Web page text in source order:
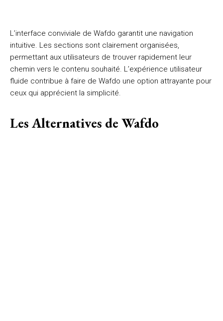
L’interface conviviale de Wafdo garantit une navigation
intuitive. Les sections sont clairement organisées,
permettant aux utilisateurs de trouver rapidement leur
chemin vers le contenu souhaité. L’expérience utilisateur
fluide contribue à faire de Wafdo une option attrayante pour
ceux qui apprécient la simplicité.
Les Alternatives de Wafdo